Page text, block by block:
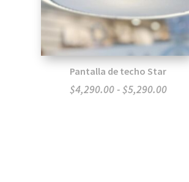
Pantalla de techo Star
$4,290.00-$5,290.00Rango